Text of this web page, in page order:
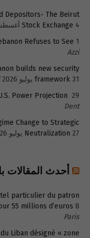
Depositors- The Beirut
Stock Exchange 4 أغسطس 2026
Refuses to See 1 أغسطس 2026
Azzi
builds new security
framework 31 يوليو 2026
Power Projection 29 يوليو 2026
Dent
Change to Strategic
Neutralization 27 يوليو 2026
أحدث المقالات
particulier du patron
55 millions d’euros 8 أغسطس 2026
Paris
Liban désigné « zone